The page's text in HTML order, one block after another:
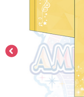
太鼓の達人
ACE COMBAT
パックマン
ナムコクラシック